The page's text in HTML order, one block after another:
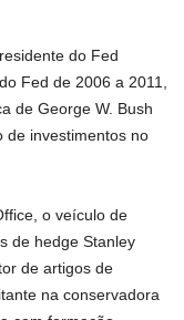
do Fed
Fed de 2006 a 2011,
de George W. Bush
de investimentos no
o veículo de
de hedge Stanley
de artigos de
na conservadora